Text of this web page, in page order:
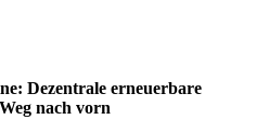
Dezentrale erneuerbare
nach vorn